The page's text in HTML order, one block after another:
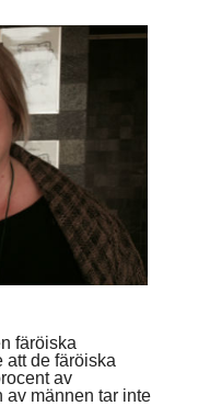
färöiska
att de färöiska
av
av männen tar inte